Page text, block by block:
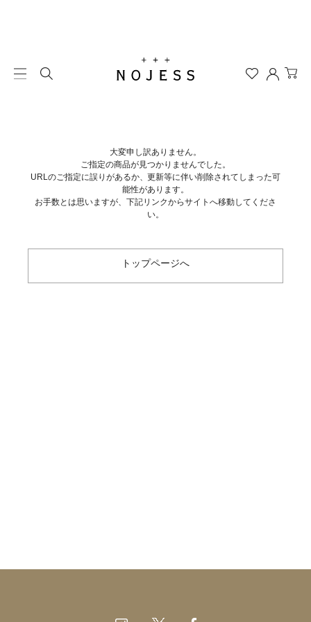
大変申し訳ありません。
ご指定の商品が見つかりませんでした。
URLのご指定に誤りがあるか、更新等に伴い削除されてしまった可
能性があります。
お手数とは思いますが、下記リンクからサイトへ移動してくださ
い。
トップページへ